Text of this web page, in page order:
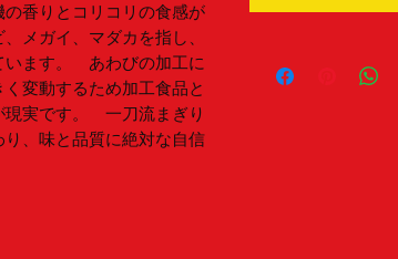
香りとコリコリの食感が
メガイ、マダカを指し、
います。 あわびの加工に
変動するため加工食品と
現実です。 一刀流まぎり
、味と品質に絶対な自信